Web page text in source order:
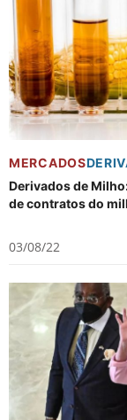
MERCADOS
Derivados de
de contratos do
03/08/22